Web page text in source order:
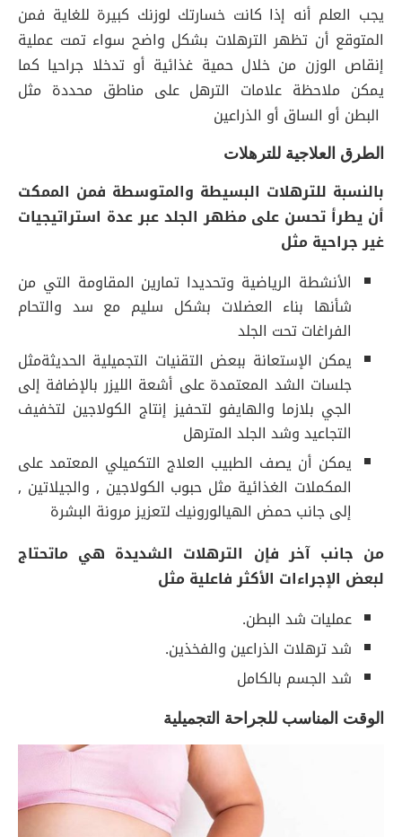
يجب العلم أنه إذا كانت خسارتك لوزنك كبيرة للغاية فمن
المتوقع أن تظهر الترهلات بشكل واضح سواء تمت عملية
إنقاص الوزن من خلال حمية غذائية أو تدخلا جراحيا كما
يمكن ملاحظة علامات الترهل على مناطق محددة مثل
البطن أو الساق أو الذراعين
الطرق العلاجية للترهلات
بالنسبة للترهلات البسيطة والمتوسطة فمن الممكت
أن يطرأ تحسن على مظهر الجلد عبر عدة استراتيجيات
غير جراحية مثل
الأنشطة الرياضية وتحديدا تمارين المقاومة التي من
شأنها بناء العضلات بشكل سليم مع سد والتحام
الفراغات تحت الجلد
يمكن الإستعانة ببعض التقنيات التجميلية الحديثةمثل
جلسات الشد المعتمدة على أشعة الليزر بالإضافة إلى
الجي بلازما والهايفو لتحفيز إنتاج الكولاجين لتخفيف
التجاعيد وشد الجلد المترهل
يمكن أن يصف الطبيب العلاج التكميلي المعتمد على
المكملات الغذائية مثل حبوب الكولاجين , والجيلاتين ,
إلى جانب حمض الهيالورونيك لتعزيز مرونة البشرة
من جانب آخر فإن الترهلات الشديدة هي ماتحتاج
لبعض الإجراءات الأكثر فاعلية مثل
عمليات شد البطن.
شد ترهلات الذراعين والفخذين.
شد الجسم بالكامل
الوقت المناسب للجراحة التجميلية